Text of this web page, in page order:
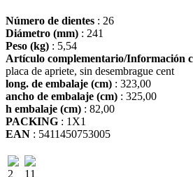
Número de dientes : 26
Diámetro (mm) : 241
Peso (kg) : 5,54
Artículo complementario/Información
placa de apriete, sin desembrague cent
long. de embalaje (cm) : 323,00
ancho de embalaje (cm) : 325,00
h embalaje (cm) : 82,00
PACKING : 1X1
EAN : 5411450753005
2
11